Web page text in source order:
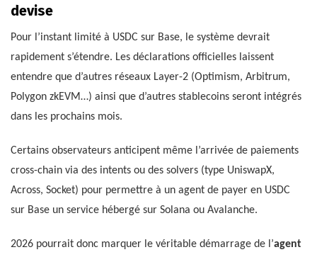
devise
Pour l’instant limité à USDC sur Base, le système devrait
rapidement s’étendre. Les déclarations officielles laissent
entendre que d’autres réseaux Layer-2 (Optimism, Arbitrum,
Polygon zkEVM…) ainsi que d’autres stablecoins seront intégrés
dans les prochains mois.
Certains observateurs anticipent même l’arrivée de paiements
cross-chain via des intents ou des solvers (type UniswapX,
Across, Socket) pour permettre à un agent de payer en USDC
sur Base un service hébergé sur Solana ou Avalanche.
2026 pourrait donc marquer le véritable démarrage de l’agent